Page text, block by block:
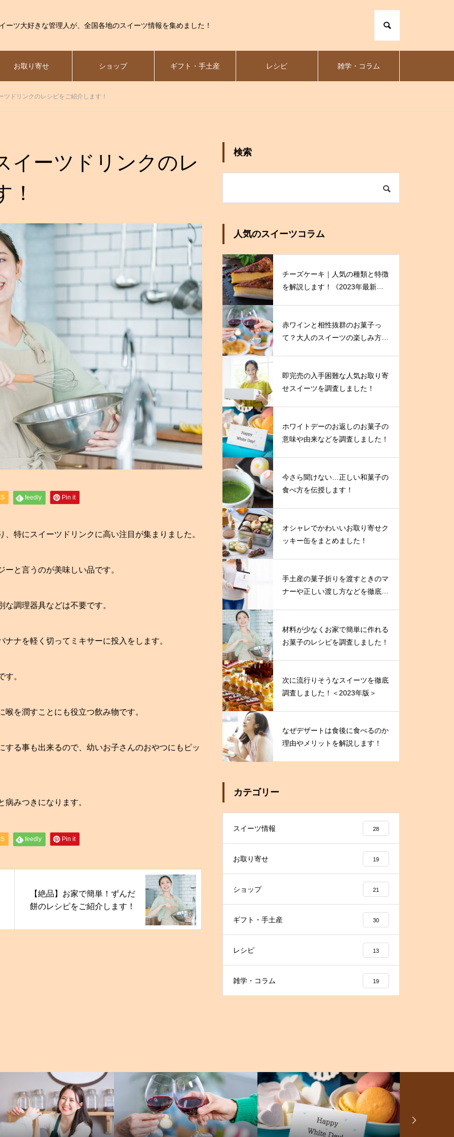
ーツ大好きな管理人が、全国各地のスイーツ情報を集めました！
お取り寄せ ショップ ギフト・手土産 レシピ 雑学・コラム
ツドリンクのレシピをご紹介します！
イーツドリンクのレ
！
feedly Pin it
特にスイーツドリンクに高い注目が集まりました。
と言うのが美味しい品です。
調理器具などは不要です。
ナを軽く切ってミキサーに投入をします。
す。
を潤すことにも役立つ飲み物です。
る事も出来るので、幼いお子さんのおやつにもピッ
みつきになります。
feedly Pin it
【絶品】お家で簡単！ずんだ
餅のレシピをご紹介します！
検索
人気のスイーツコラム
チーズケーキ｜人気の種類と特徴
を解説します！《2023年最新
赤ワインと相性抜群のお菓子っ
て？大人のスイーツの楽しみ方を
即完売の入手困難な人気お取り寄
せスイーツを調査しました！
ホワイトデーのお返しのお菓子の
意味や由来などを調査しました！
今さら聞けない…正しい和菓子の
食べ方を伝授します！
オシャレでかわいいお取り寄せク
ッキー缶をまとめました！
手土産の菓子折りを渡すときのマ
ナーや正しい渡し方などを徹底解
材料が少なくお家で簡単に作れる
お菓子のレシピを調査しました！
次に流行りそうなスイーツを徹底
調査しました！＜2023年版＞
なぜデザートは食後に食べるのか
理由やメリットを解説します！
カテゴリー
スイーツ情報 28
お取り寄せ 19
ショップ 21
ギフト・手土産 30
レシピ 13
雑学・コラム 19